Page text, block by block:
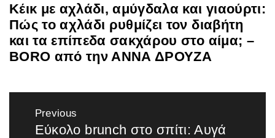
Κέικ με αχλάδι, αμύγδαλα και γιαούρτι:
Πώς το αχλάδι ρυθμίζει τον διαβήτη
και τα επίπεδα σακχάρου στο αίμα; –
BORO από την ΑΝΝΑ ΔΡΟΥΖΑ
άρθρων
Previous
Previous
Εύκολο brunch στο σπίτι: Αυγά